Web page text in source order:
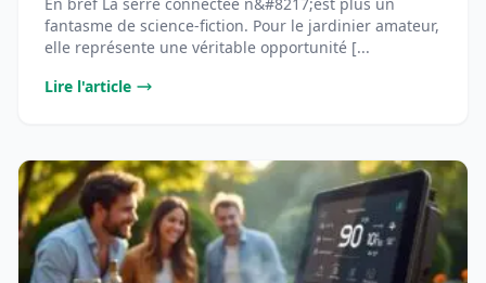
fantasme de science-fiction. Pour le jardinier amateur,
elle représente une véritable opportunité [...
Lire l'article